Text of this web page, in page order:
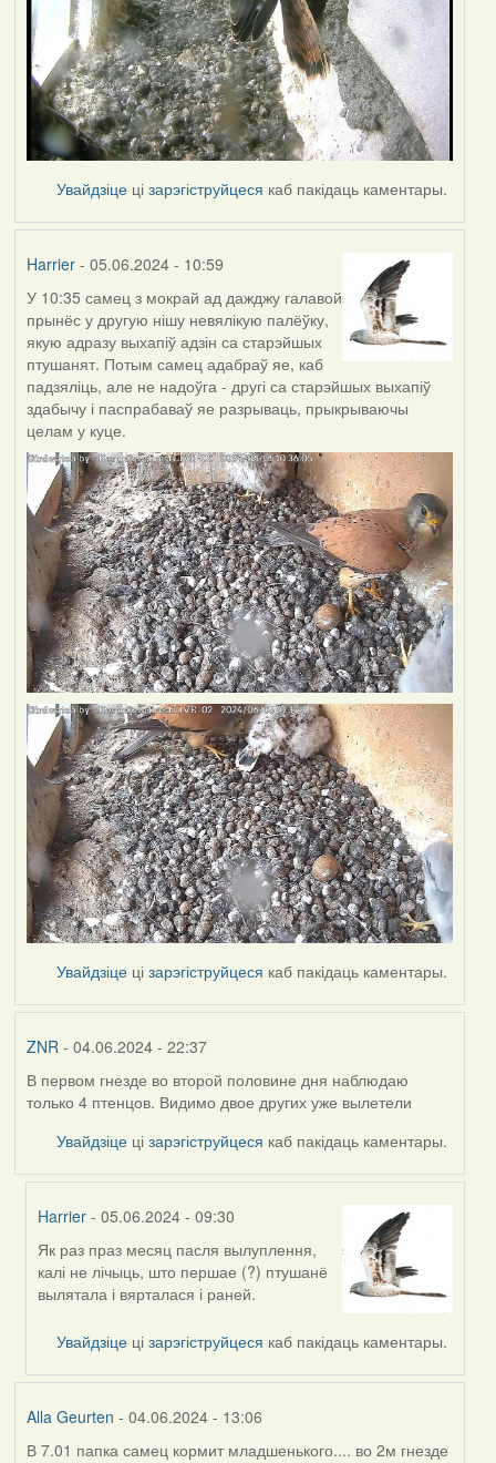
Увайдзіце цізарэгіструйцеся каб пакідаць каментары.
Harrier- 05.06.2024 - 10:59
У 10:35 самец з мокрай ад дажджу галавой
прынёс у другую нішу невялікую палёўку,
якую адразу выхапіў адзін са старэйшых
птушанят. Потым самец адабраў яе, каб
падзяліць, але не надоўга - другі са старэйшых выхапіў
здабычу і паспрабаваў яе разрываць, прыкрываючы
целам у куце.
Увайдзіце цізарэгіструйцеся каб пакідаць каментары.
ZNR- 04.06.2024 - 22:37
В первом гнезде во второй половине дня наблюдаю
только 4 птенцов. Видимо двое других уже вылетели
Увайдзіце цізарэгіструйцеся каб пакідаць каментары.
Harrier - 05.06.2024 - 09:30
In
reply
to
ZNR
Як раз праз месяц пасля вылуплення,
калі не лічыць, што першае (?) птушанё
вылятала і вярталася і раней.
Увайдзіце цізарэгіструйцеся каб пакідаць каментары.
Alla Geurten - 04.06.2024 - 13:06
В 7.01 папка самец кормит младшенького.... во 2м гнезде